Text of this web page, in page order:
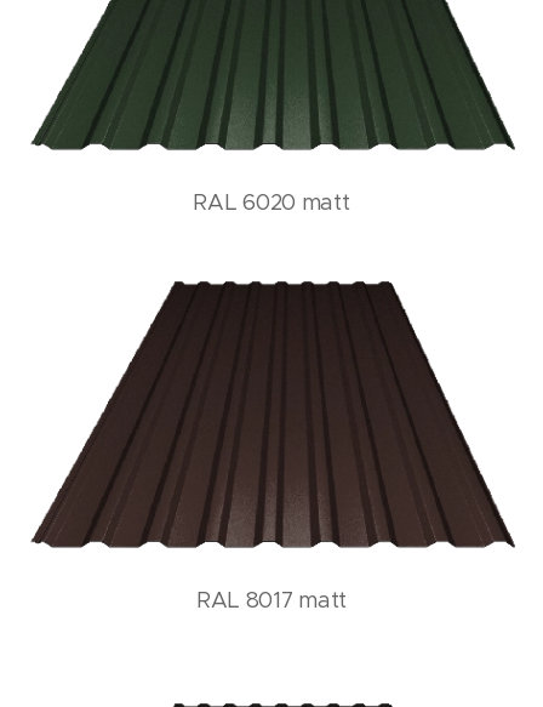
RAL 6020 matt
RAL 8017 matt